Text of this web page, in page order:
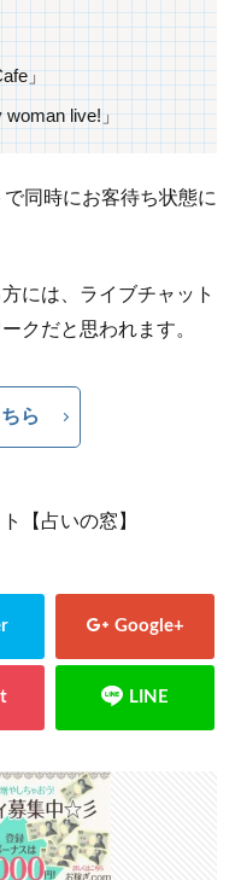
」
woman live!」
同時にお客待ち状態に
には、ライブチャット
クだと思われます。
ら
【占いの窓】